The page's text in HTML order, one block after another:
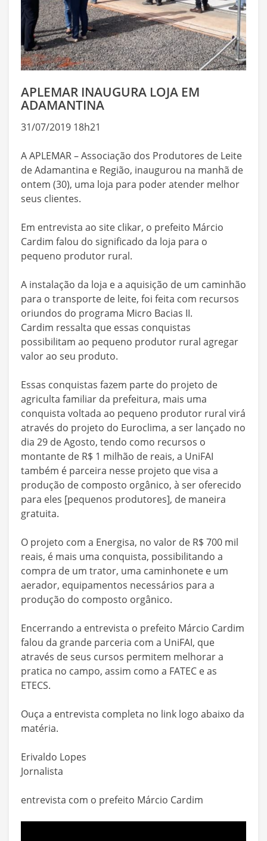
APLEMAR INAUGURA LOJA EM
ADAMANTINA
31/07/2019 18h21
A APLEMAR – Associação dos Produtores de Leite
de Adamantina e Região, inaugurou na manhã de
ontem (30), uma loja para poder atender melhor
seus clientes.
Em entrevista ao site clikar, o prefeito Márcio
Cardim falou do significado da loja para o
pequeno produtor rural.
A instalação da loja e a aquisição de um caminhão
para o transporte de leite, foi feita com recursos
oriundos do programa Micro Bacias II.
Cardim ressalta que essas conquistas
possibilitam ao pequeno produtor rural agregar
valor ao seu produto.
Essas conquistas fazem parte do projeto de
agriculta familiar da prefeitura, mais uma
conquista voltada ao pequeno produtor rural virá
através do projeto do Euroclima, a ser lançado no
dia 29 de Agosto, tendo como recursos o
montante de R$ 1 milhão de reais, a UniFAI
também é parceira nesse projeto que visa a
produção de composto orgânico, à ser oferecido
para eles [pequenos produtores], de maneira
gratuita.
O projeto com a Energisa, no valor de R$ 700 mil
reais, é mais uma conquista, possibilitando a
compra de um trator, uma caminhonete e um
aerador, equipamentos necessários para a
produção do composto orgânico.
Encerrando a entrevista o prefeito Márcio Cardim
falou da grande parceria com a UniFAI, que
através de seus cursos permitem melhorar a
pratica no campo, assim como a FATEC e as
ETECS.
Ouça a entrevista completa no link logo abaixo da
matéria.
Erivaldo Lopes
Jornalista
entrevista com o prefeito Márcio Cardim